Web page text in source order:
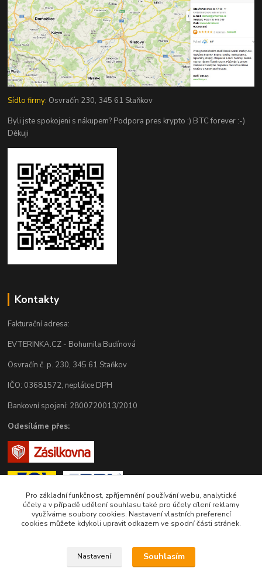
Sídlo firmy: Osvračín 230, 345 61 Staňkov
Byli jste spokojeni s nákupem? Podpora pres krypto :) BTC forever :-)
Děkuji
Kontakty
Fakturační adresa:
EVTERINKA.CZ - Bohumila Budínová
Osvračín č. p. 230, 345 61 Staňkov
IČO: 03681572, neplátce DPH
Bankovní spojení: 2800720013/2010
Odesíláme přes:
Pro základní funkčnost, zpříjemnění používání webu, analytické
účely a v případě udělení souhlasu také pro účely cílení reklamy
využíváme soubory cookies. Nastavení vlastních preferencí
cookies můžete kdykoli upravit odkazem ve spodní části stránek.
Nastavení Souhlasím